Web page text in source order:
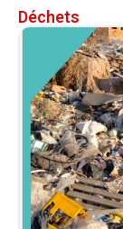
Déchets